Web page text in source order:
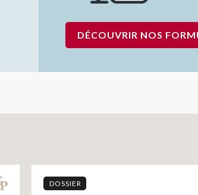
DÉCOUVRIR NOS
DOSSIER